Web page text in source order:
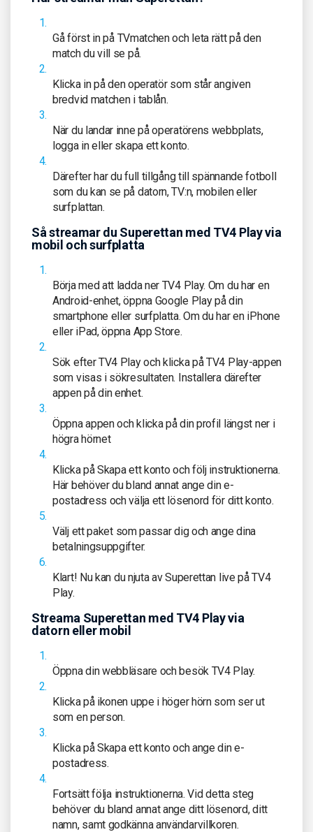
Gå först in på TVmatchen och leta rätt på den
match du vill se på.
Klicka in på den operatör som står angiven
bredvid matchen i tablån.
När du landar inne på operatörens webbplats,
logga in eller skapa ett konto.
Därefter har du full tillgång till spännande fotboll
som du kan se på datorn, TV:n, mobilen eller
surfplattan.
Så streamar du Superettan med TV4 Play via
mobil och surfplatta
Börja med att ladda ner TV4 Play. Om du har en
Android-enhet, öppna Google Play på din
smartphone eller surfplatta. Om du har en iPhone
eller iPad, öppna App Store.
Sök efter TV4 Play och klicka på TV4 Play-appen
som visas i sökresultaten. Installera därefter
appen på din enhet.
Öppna appen och klicka på din profil längst ner i
högra hörnet
Klicka på Skapa ett konto och följ instruktionerna.
Här behöver du bland annat ange din e-
postadress och välja ett lösenord för ditt konto.
Välj ett paket som passar dig och ange dina
betalningsuppgifter.
Klart! Nu kan du njuta av Superettan live på TV4
Play.
Streama Superettan med TV4 Play via
datorn eller mobil
Öppna din webbläsare och besök TV4 Play.
Klicka på ikonen uppe i höger hörn som ser ut
som en person.
Klicka på Skapa ett konto och ange din e-
postadress.
Fortsätt följa instruktionerna. Vid detta steg
behöver du bland annat ange ditt lösenord, ditt
namn, samt godkänna användarvillkoren.